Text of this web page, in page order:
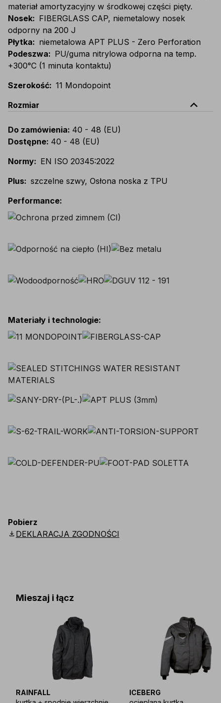
materiał amortyzacyjny w środkowej części pięty.
Nosek: FIBERGLASS CAP, niemetalowy nosek
odporny na 200 J
Płytka: niemetalowa APT PLUS - Zero Perforation
Podeszwa: PU/guma nitrylowa odporna na temp.
+300°C (1 minuta kontaktu)
Szerokość: 11 Mondopoint
Rozmiar
expand_less
Do zamówienia: 40 - 48 (EU)
Dostępne: 40 - 48 (EU)
Normy: EN ISO 20345:2022
Plus: szczelne szwy, Osłona noska z TPU
Performance:
Materiały i technologie:
Pobierz
download DEKLARACJA ZGODNOŚCI
Mieszaj i łącz
RAINFALL
ICEBERG